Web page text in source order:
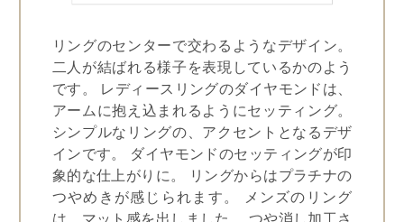
リングのセンターで交わるようなデザイン。
二人が結ばれる様子を表現しているかのよう
です。 レディースリングのダイヤモンドは、
アームに抱え込まれるようにセッティング。
シンプルなリングの、アクセントとなるデザ
インです。 ダイヤモンドのセッティングが印
象的な仕上がりに。 リングからはプラチナの
つやめきが感じられます。 メンズのリング
は、マット感を出しました。 つや消し加工さ